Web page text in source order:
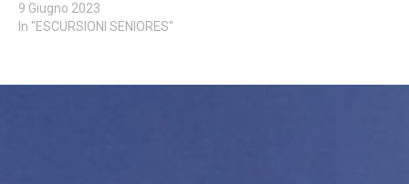
9 Giugno 2023
In "ESCURSIONI SENIORES"